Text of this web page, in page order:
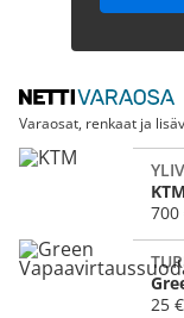
Varaosat, renkaat ja
KTM
700
25 €